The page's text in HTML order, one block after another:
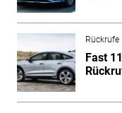
Rückrufe
Fast